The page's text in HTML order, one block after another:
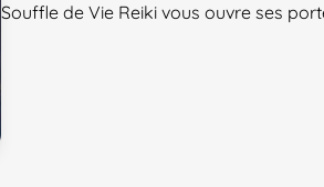
Souffle de Vie Reiki vous ouvre ses